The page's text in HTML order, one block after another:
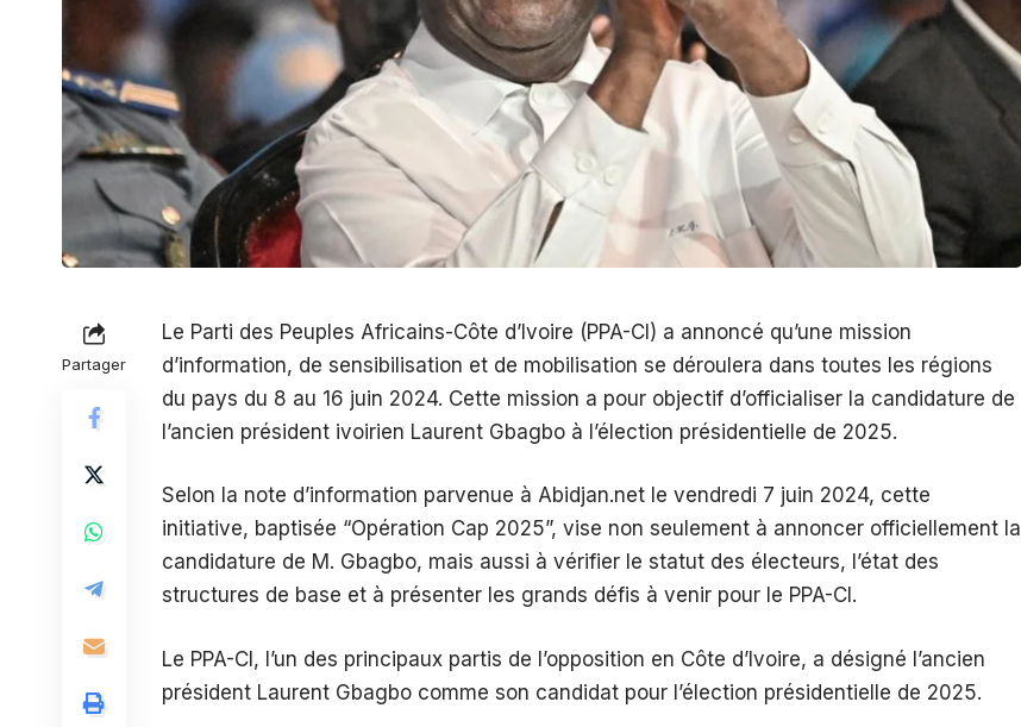
Partager
Le Parti des Peuples Africains-Côte d’Ivoire (PPA-CI) a annoncé qu’une mission
d’information, de sensibilisation et de mobilisation se déroulera dans toutes les régions
du pays du 8 au 16 juin 2024. Cette mission a pour objectif d’officialiser la candidature de
l’ancien président ivoirien Laurent Gbagbo à l’élection présidentielle de 2025.
Selon la note d’information parvenue à Abidjan.net le vendredi 7 juin 2024, cette
initiative, baptisée “Opération Cap 2025”, vise non seulement à annoncer officiellement la
candidature de M. Gbagbo, mais aussi à vérifier le statut des électeurs, l’état des
structures de base et à présenter les grands défis à venir pour le PPA-CI.
Le PPA-CI, l’un des principaux partis de l’opposition en Côte d’Ivoire, a désigné l’ancien
président Laurent Gbagbo comme son candidat pour l’élection présidentielle de 2025.